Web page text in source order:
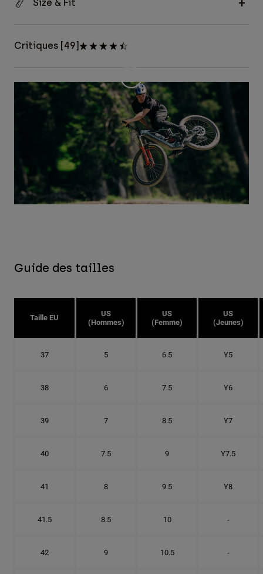
Size & Fit
Critiques [49]
Guide des tailles
Taille EU
US
(Hommes)
US
(Femme)
US
(Jeunes)
37 5 6.5 Y5
38 6 7.5 Y6
39 7 8.5 Y7
40 7.5 9 Y7.5
41 8 9.5 Y8
41.5 8.5 10 -
42 9 10.5 -